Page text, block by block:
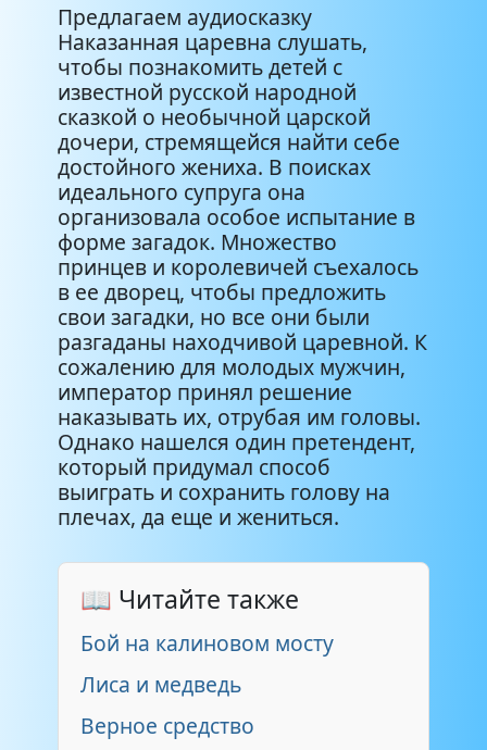
Предлагаем аудиосказку
Наказанная царевна слушать,
чтобы познакомить детей с
известной русской народной
сказкой о необычной царской
дочери, стремящейся найти себе
достойного жениха. В поисках
идеального супруга она
организовала особое испытание в
форме загадок. Множество
принцев и королевичей съехалось
в ее дворец, чтобы предложить
свои загадки, но все они были
разгаданы находчивой царевной. К
сожалению для молодых мужчин,
император принял решение
наказывать их, отрубая им головы.
Однако нашелся один претендент,
который придумал способ
выиграть и сохранить голову на
плечах, да еще и жениться.
📖 Читайте также
Бой на калиновом мосту
Лиса и медведь
Верное средство